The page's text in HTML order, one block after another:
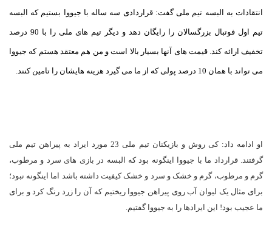
انتقادات به البسه تیم ملی گفت: قراردادی سه ساله با جیووا بستیم که البسه
تیم اول فوتبال بزرگسالان را رایگان دهد و دیگر تیم های ملی را با 90 درصد
تخفیف ارائه کند. قیمت های آنها بسیار بالا است و من هم معتقد هستم که جیووا
می تواند با همان 10 درصد پولی که از ما می گیرد هزینه هایشان را تامین کنند.
او ادامه داد: کی روش و بازیکنان تیم ملی 23 مورد ایراد به پیراهن تیم ملی
گرفتند. قرارداد ما با جیووا اینگونه بود که البسه در بازی های سرد و مرطوب،
گرم و مرطوب، گرم و خشک و سرد و خشک کیفیت داشته باشد اما اینگونه نبود؛
برای مثال یک لیوان آب روی پیراهن جیووا ریختیم که آن را زرد رنگ کرد و برای
ما عجیب بود! این ایرادها را به جیووا گفتیم.